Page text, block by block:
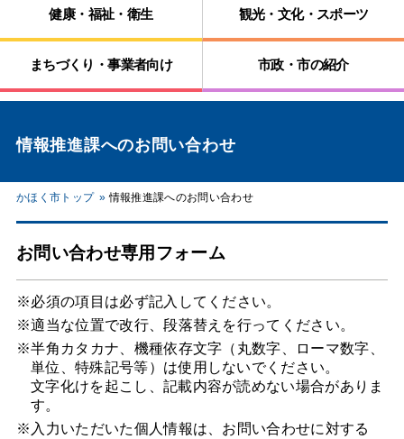
健康・福祉・衛生 観光・文化・スポーツ
まちづくり・事業者向け 市政・市の紹介
情報推進課へのお問い合わせ
かほく市トップ 情報推進課へのお問い合わせ
お問い合わせ専用フォーム
※必須の項目は必ず記入してください。
※適当な位置で改行、段落替えを行ってください。
※半角カタカナ、機種依存文字（丸数字、ローマ数字、
単位、特殊記号等）は使用しないでください。
文字化けを起こし、記載内容が読めない場合がありま
す。
※入力いただいた個人情報は、お問い合わせに対する